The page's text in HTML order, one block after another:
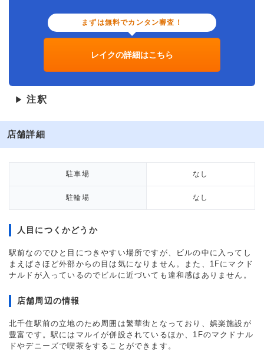
まずは無料でカンタン審査！
レイクの詳細はこちら
▶ 注釈
店舗詳細
駐車場 なし
駐輪場 なし
人目につくかどうか
駅前なのでひと目につきやすい場所ですが、ビルの中に入ってし
まえばさほど外部からの目は気になりません。また、1Fにマクド
ナルドが入っているのでビルに近づいても違和感はありません。
店舗周辺の情報
北千住駅前の立地のため周囲は繁華街となっており、娯楽施設が
豊富です。駅にはマルイが併設されているほか、1Fのマクドナル
ドやデニーズで喫茶をすることができます。